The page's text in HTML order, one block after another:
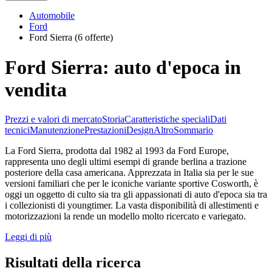
Automobile
Ford
Ford Sierra (6 offerte)
Ford Sierra: auto d'epoca in
vendita
Prezzi e valori di mercatoStoriaCaratteristiche specialiDati
tecniciManutenzionePrestazioniDesignAltroSommario
La Ford Sierra, prodotta dal 1982 al 1993 da Ford Europe,
rappresenta uno degli ultimi esempi di grande berlina a trazione
posteriore della casa americana. Apprezzata in Italia sia per le sue
versioni familiari che per le iconiche variante sportive Cosworth, è
oggi un oggetto di culto sia tra gli appassionati di auto d'epoca sia tra
i collezionisti di youngtimer. La vasta disponibilità di allestimenti e
motorizzazioni la rende un modello molto ricercato e variegato.
Leggi di più
Risultati della ricerca